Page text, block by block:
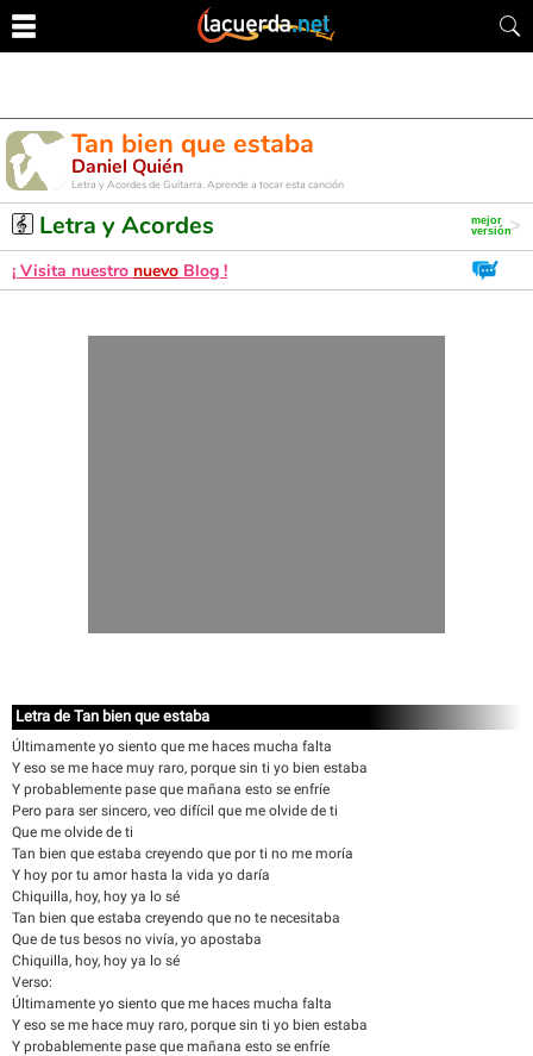
Tan bien que estaba
Daniel Quién
Letra y Acordes de Guitarra. Aprende a tocar esta canción
Letra y Acordes
¡ Visita nuestro nuevo Blog !
Letra de Tan bien que estaba
Últimamente yo siento que me haces mucha falta
Y eso se me hace muy raro, porque sin ti yo bien estaba
Y probablemente pase que mañana esto se enfríe
Pero para ser sincero, veo difícil que me olvide de ti
Que me olvide de ti
Tan bien que estaba creyendo que por ti no me moría
Y hoy por tu amor hasta la vida yo daría
Chiquilla, hoy, hoy ya lo sé
Tan bien que estaba creyendo que no te necesitaba
Que de tus besos no vivía, yo apostaba
Chiquilla, hoy, hoy ya lo sé
Verso:
Últimamente yo siento que me haces mucha falta
Y eso se me hace muy raro, porque sin ti yo bien estaba
Y probablemente pase que mañana esto se enfríe